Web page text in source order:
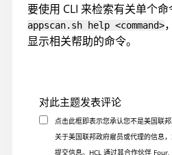
要使用 CLI 来检索有关单个
appscan.sh help <command>
显示相关帮助的命令。
对此主题发表评论
点击此框即表示您承认您不是美国联
关于美国联邦政府雇员或代理的信息
提交信息。HCL 通过其合作伙伴